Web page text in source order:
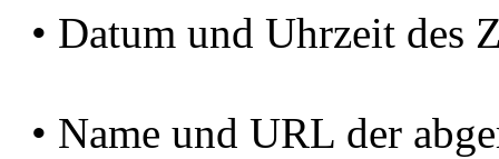
• Datum und Uhrzeit des
• Name und URL der